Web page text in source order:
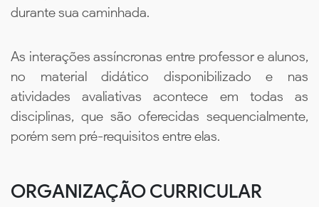
durante sua caminhada.
As interações assíncronas entre professor e alunos,
no material didático disponibilizado e nas
atividades avaliativas acontece em todas as
disciplinas, que são oferecidas sequencialmente,
porém sem pré-requisitos entre elas.
ORGANIZAÇÃO CURRICULAR